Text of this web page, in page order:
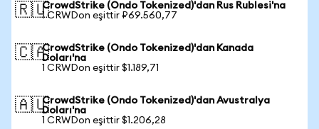
🇷🇺CrowdStrike (Ondo Tokenized)'dan Rus Rublesi'na
1 CRWDon eşittir ₽69.560,77
🇨🇦CrowdStrike (Ondo Tokenized)'dan Kanada
Doları'na
1 CRWDon eşittir $1.189,71
🇦🇺CrowdStrike (Ondo Tokenized)'dan Avustralya
Doları'na
1 CRWDon eşittir $1.206,28